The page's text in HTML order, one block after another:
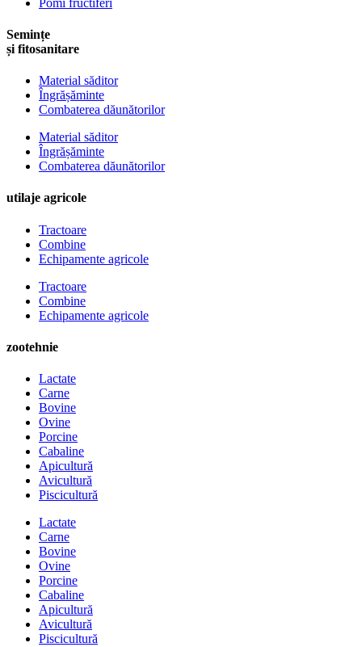
Semințe
și fitosanitare
Material săditor
Îngrășăminte
Combaterea dăunătorilor
Material săditor
Îngrășăminte
Combaterea dăunătorilor
utilaje agricole
Tractoare
Combine
Echipamente agricole
Tractoare
Combine
Echipamente agricole
zootehnie
Lactate
Carne
Bovine
Ovine
Porcine
Cabaline
Apicultură
Avicultură
Piscicultură
Lactate
Carne
Bovine
Ovine
Porcine
Cabaline
Apicultură
Avicultură
Piscicultură